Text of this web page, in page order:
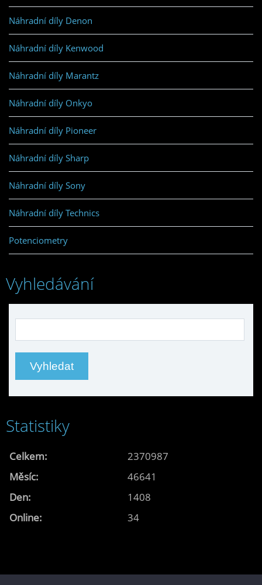
Náhradní díly Denon
Náhradní díly Kenwood
Náhradní díly Marantz
Náhradní díly Onkyo
Náhradní díly Pioneer
Náhradní díly Sharp
Náhradní díly Sony
Náhradní díly Technics
Potenciometry
Vyhledávání
Statistiky
Online: 34
Celkem:
2370987
Měsíc:
46641
Den:
1408